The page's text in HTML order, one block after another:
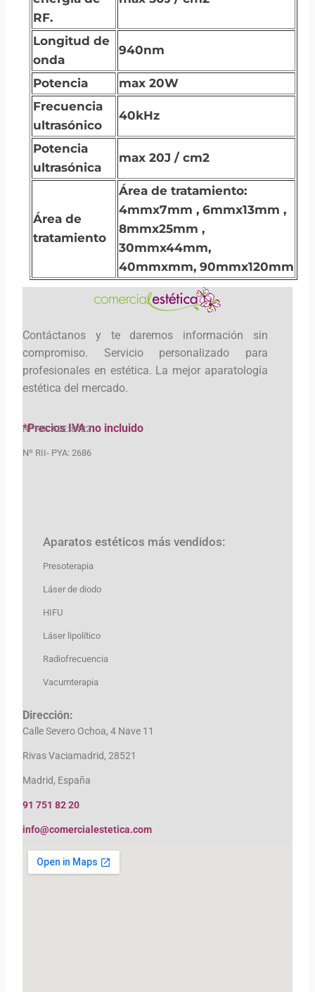
RF.
Longitud de
onda
940nm
Potencia
max 20W
Frecuencia
ultrasónico
40kHz
Potencia
ultrasónica
max 20J / cm2
Área de
tratamiento
Área de tratamiento:
4mmx7mm , 6mmx13mm ,
8mmx25mm ,
30mmx44mm,
40mmxmm, 90mmx120mm
Contáctanos y te daremos información sin
compromiso. Servicio personalizado para
profesionales en estética. La mejor aparatología
estética del mercado.
*Precios IVA no incluido
Nº RII- AEE: 8422
Nº RII- PYA: 2686
Aparatos estéticos más vendidos:
Presoterapia
Láser de diodo
HIFU
Láser lipolítico
Radiofrecuencia
Vacumterapia
Dirección:
Calle Severo Ochoa, 4 Nave 11
Rivas Vaciamadrid, 28521
Madrid, España
91 751 82 20
info@comercialestetica.com